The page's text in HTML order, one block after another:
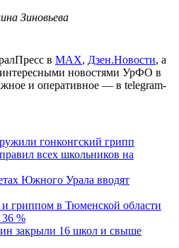
Зиновьева
в МАХ, Дзен.Новости, а
новостями УрФО в
и оперативное — в telegram-
гонконгский грипп
всех школьников на
Южного Урала вводят
гриппом в Тюменской области
%
закрыли 16 школ и свыше